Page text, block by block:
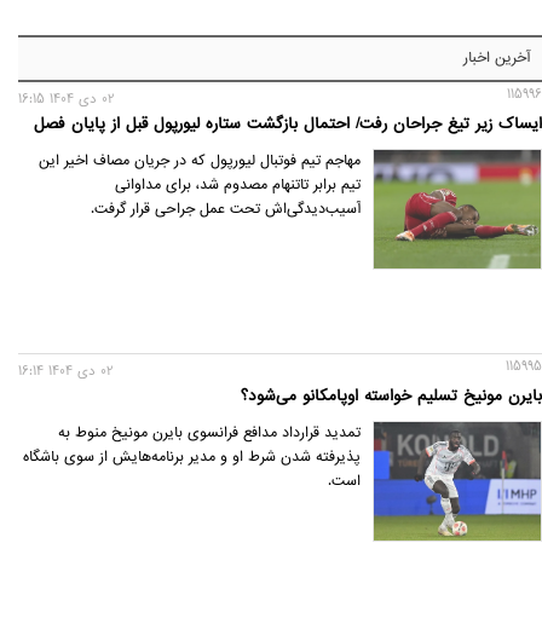
آخرین اخبار
115996
ایساک زیر تیغ جراحان رفت/ احتمال بازگشت ستاره لیورپول قبل از پایان فصل
02 دی 1404 16:15
مهاجم تیم فوتبال لیورپول که در جریان مصاف اخیر این
تیم برابر تاتنهام مصدوم شد، برای مداوانی
آسیب‌دیدگی‌اش تحت عمل جراحی قرار گرفت.
115995
بایرن مونیخ تسلیم خواسته اوپامکانو می‌شود؟
02 دی 1404 16:14
تمدید قرارداد مدافع فرانسوی بایرن مونیخ منوط به
پذیرفته شدن شرط او و مدیر برنامه‌هایش از سوی باشگاه
است.